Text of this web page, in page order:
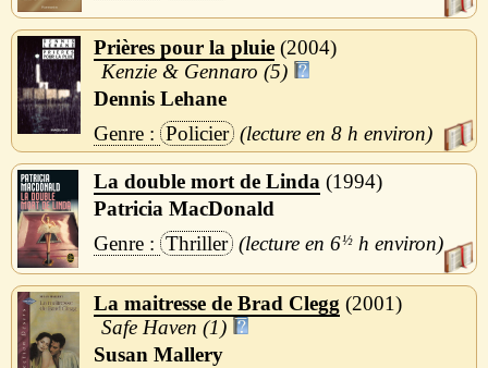
Prières pour la pluie 2004
Kenzie & Gennaro (5)
Dennis Lehane
Policier
8 h
La double mort de Linda
1994
Patricia MacDonald
Thriller
6½ h
La maitresse de Brad Clegg
2001
Safe Haven (1)
Susan Mallery